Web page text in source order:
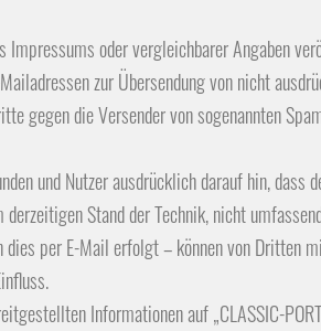
Impressums oder vergleichbarer Angaben
zur Übersendung von nicht
gegen die Versender von sogenannten
und Nutzer ausdrücklich darauf hin,
derzeitigen Stand der Technik, nicht
per E-Mail erfolgt – können von Dritten
Informationen auf „CLASSIC-